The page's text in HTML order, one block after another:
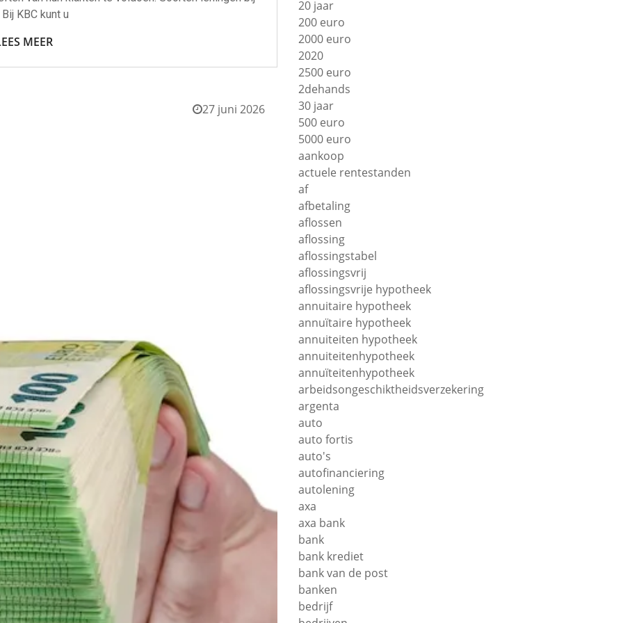
KBC kunt u
MEER
27 juni 2026
20 jaar
200 euro
2000 euro
2020
2500 euro
2dehands
30 jaar
500 euro
5000 euro
aankoop
actuele rentestanden
af
afbetaling
aflossen
aflossing
aflossingstabel
aflossingsvrij
aflossingsvrije hypotheek
annuitaire hypotheek
annuïtaire hypotheek
annuiteiten hypotheek
annuiteitenhypotheek
annuïteitenhypotheek
arbeidsongeschiktheidsverzekering
argenta
auto
auto fortis
auto's
autofinanciering
autolening
axa
axa bank
bank
bank krediet
bank van de post
banken
bedrijf